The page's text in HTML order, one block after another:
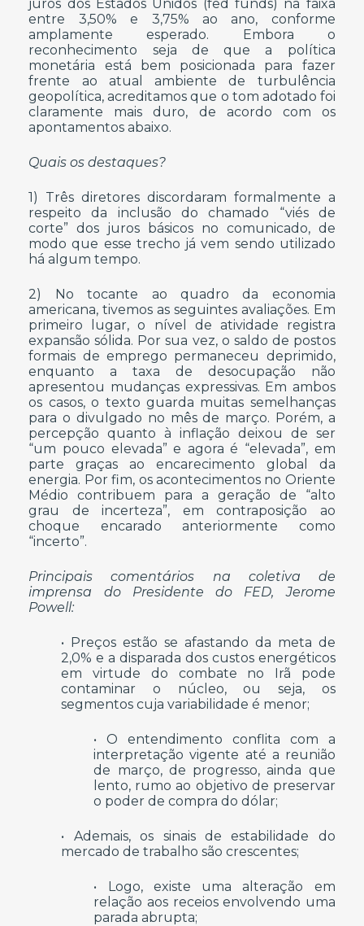
juros dos Estados Unidos (fed funds) na faixa
entre 3,50% e 3,75% ao ano, conforme
amplamente esperado. Embora o
reconhecimento seja de que a política
monetária está bem posicionada para fazer
frente ao atual ambiente de turbulência
geopolítica, acreditamos que o tom adotado foi
claramente mais duro, de acordo com os
apontamentos abaixo.
Quais os destaques?
1) Três diretores discordaram formalmente a
respeito da inclusão do chamado “viés de
corte” dos juros básicos no comunicado, de
modo que esse trecho já vem sendo utilizado
há algum tempo.
2) No tocante ao quadro da economia
americana, tivemos as seguintes avaliações. Em
primeiro lugar, o nível de atividade registra
expansão sólida. Por sua vez, o saldo de postos
formais de emprego permaneceu deprimido,
enquanto a taxa de desocupação não
apresentou mudanças expressivas. Em ambos
os casos, o texto guarda muitas semelhanças
para o divulgado no mês de março. Porém, a
percepção quanto à inflação deixou de ser
“um pouco elevada” e agora é “elevada”, em
parte graças ao encarecimento global da
energia. Por fim, os acontecimentos no Oriente
Médio contribuem para a geração de “alto
grau de incerteza”, em contraposição ao
choque encarado anteriormente como
“incerto”.
Principais comentários na coletiva de
imprensa do Presidente do FED, Jerome
Powell:
• Preços estão se afastando da meta de
2,0% e a disparada dos custos energéticos
em virtude do combate no Irã pode
contaminar o núcleo, ou seja, os
segmentos cuja variabilidade é menor;
• O entendimento conflita com a
interpretação vigente até a reunião
de março, de progresso, ainda que
lento, rumo ao objetivo de preservar
o poder de compra do dólar;
• Ademais, os sinais de estabilidade do
mercado de trabalho são crescentes;
• Logo, existe uma alteração em
relação aos receios envolvendo uma
parada abrupta;